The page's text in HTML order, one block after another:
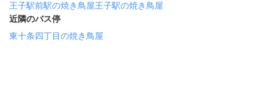
王子駅前駅の焼き鳥屋王子駅の焼き鳥屋
近隣のバス停
東十条四丁目の焼き鳥屋